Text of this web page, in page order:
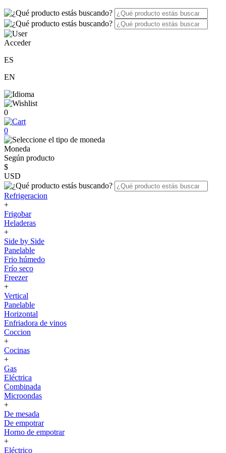
Acceder
ES
EN
0
0
Moneda
Según producto
$
USD
Refrigeracion
+
Frigobar
Heladeras
+
Side by Side
Panelable
Frio húmedo
Frío seco
Freezer
+
Vertical
Panelable
Horizontal
Enfriadora de vinos
Coccion
+
Cocinas
+
Gas
Eléctrica
Combinada
Microondas
+
De mesada
De empotrar
Horno de empotrar
+
Eléctrico